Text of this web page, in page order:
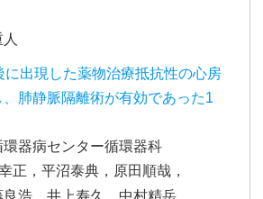
に出現した薬物治療抵抗性の心房
肺静脈隔離術が有効であった1
器病センター循環器科
正，平沼泰典，原田順哉，